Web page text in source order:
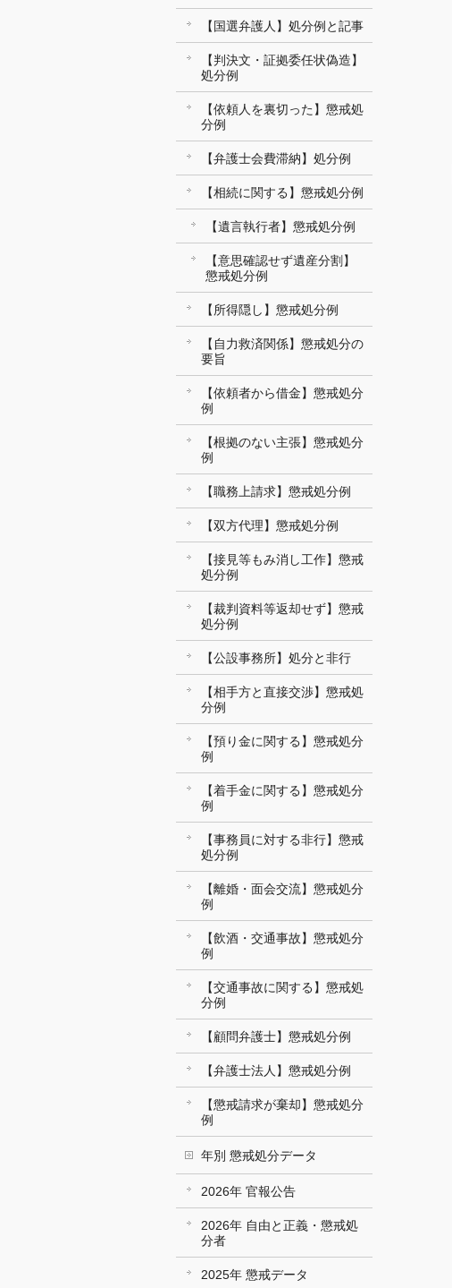
【国選弁護人】処分例と記事
【判決文・証拠委任状偽造】
処分例
【依頼人を裏切った】懲戒処
分例
【弁護士会費滞納】処分例
【相続に関する】懲戒処分例
【遺言執行者】懲戒処分例
【意思確認せず遺産分割】
懲戒処分例
【所得隠し】懲戒処分例
【自力救済関係】懲戒処分の
要旨
【依頼者から借金】懲戒処分
例
【根拠のない主張】懲戒処分
例
【職務上請求】懲戒処分例
【双方代理】懲戒処分例
【接見等もみ消し工作】懲戒
処分例
【裁判資料等返却せず】懲戒
処分例
【公設事務所】処分と非行
【相手方と直接交渉】懲戒処
分例
【預り金に関する】懲戒処分
例
【着手金に関する】懲戒処分
例
【事務員に対する非行】懲戒
処分例
【離婚・面会交流】懲戒処分
例
【飲酒・交通事故】懲戒処分
例
【交通事故に関する】懲戒処
分例
【顧問弁護士】懲戒処分例
【弁護士法人】懲戒処分例
【懲戒請求が棄却】懲戒処分
例
年別 懲戒処分データ
2026年 官報公告
2026年 自由と正義・懲戒処
分者
2025年 懲戒データ